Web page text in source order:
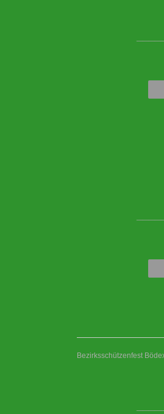
Bezirksschützenfest